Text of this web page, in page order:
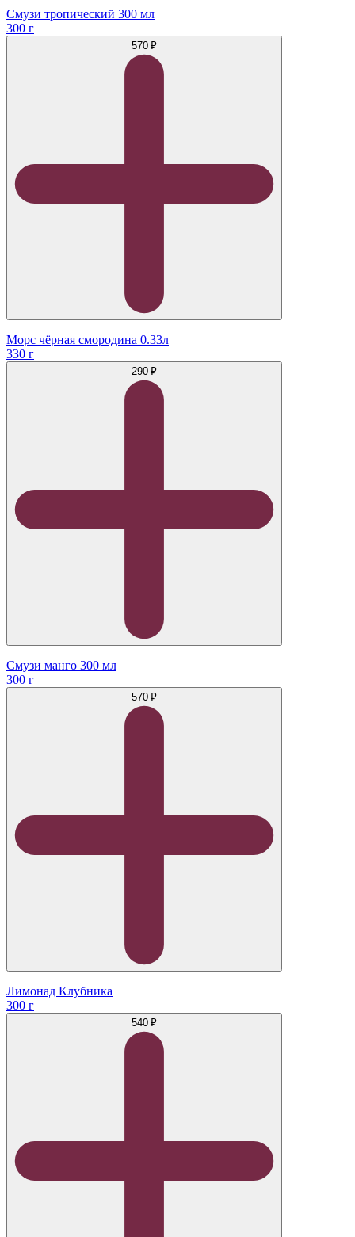
Смузи тропический 300 мл
300 г
570 ₽
Морс чёрная смородина 0.33л
330 г
290 ₽
Смузи манго 300 мл
300 г
570 ₽
Лимонад Клубника
300 г
540 ₽